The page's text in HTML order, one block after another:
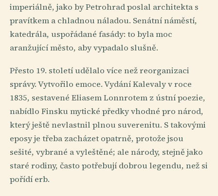
imperiálně, jako by Petrohrad poslal architekta s
pravítkem a chladnou náladou. Senátní náměstí,
katedrála, uspořádané fasády: to byla moc
aranžující město, aby vypadalo slušně.
Přesto 19. století udělalo více než reorganizaci
správy. Vytvořilo emoce. Vydání Kalevaly v roce
1835, sestavené Eliasem Lonnrotem z ústní poezie,
nabídlo Finsku mytické předky vhodné pro národ,
který ještě nevlastnil plnou suverenitu. S takovými
eposy je třeba zacházet opatrně, protože jsou
sešité, vybrané a vyleštěné; ale národy, stejně jako
staré rodiny, často potřebují dobrou legendu, než si
pořídí erb.